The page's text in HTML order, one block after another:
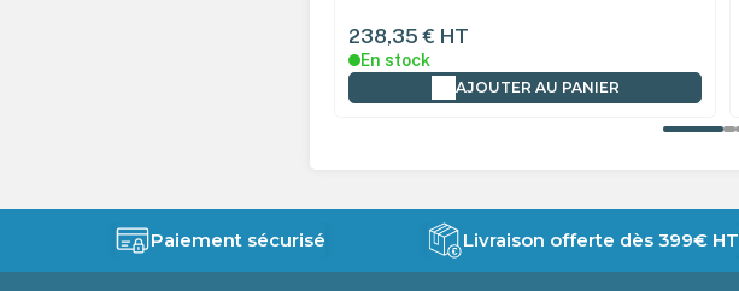
238,35 € HT
En stock
AJOUTER AU PANIER
Paiement sécurisé Livraison offerte dès 399€ HT